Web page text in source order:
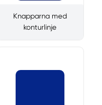
Knapparna med
konturlinje